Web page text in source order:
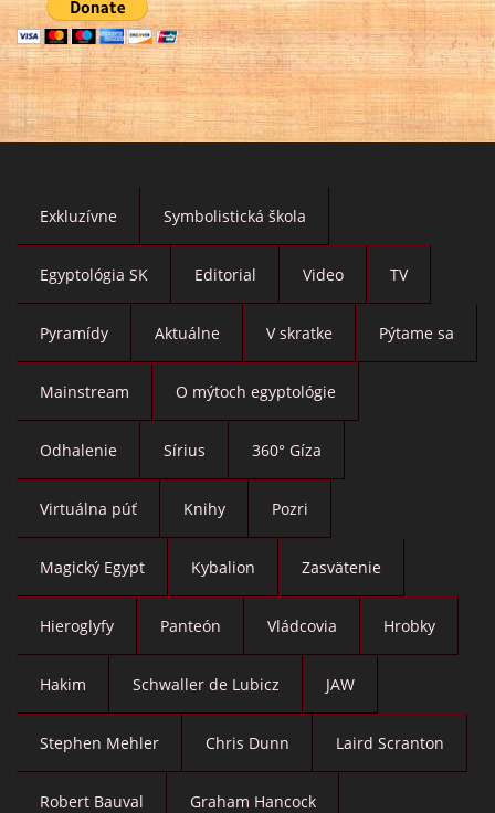
Exkluzívne Symbolistická škola
Egyptológia SK Editorial Video TV
Pyramídy Aktuálne V skratke Pýtame sa
Mainstream O mýtoch egyptológie
Odhalenie Sírius 360° Gíza
Virtuálna púť Knihy Pozri
Magický Egypt Kybalion Zasvätenie
Hieroglyfy Panteón Vládcovia Hrobky
Hakim Schwaller de Lubicz JAW
Stephen Mehler Chris Dunn Laird Scranton
Robert Bauval Graham Hancock